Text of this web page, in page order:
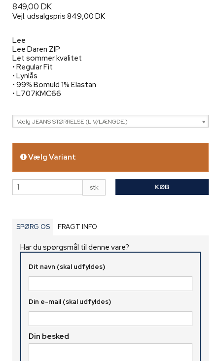
849,00 DK
Vejl. udsalgspris 849,00 DK
Lee
Lee Daren ZIP
Let sommer kvalitet
• Regular Fit
• Lynlås
• 99% Bomuld 1% Elastan
• L707KMC66
Vælg JEANS STØRRELSE (LIV/LÆNGDE.)
Vælg Variant
stk KØB
SPØRG OS FRAGT INFO
Har du spørgsmål til denne vare?
Dit navn (skal udfyldes)
Din e-mail (skal udfyldes)
Din besked